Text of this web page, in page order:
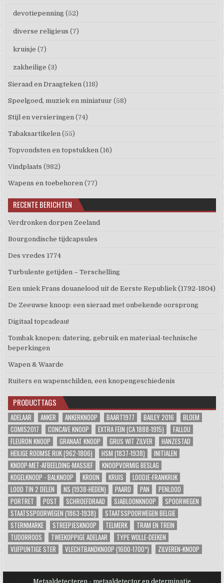
devotiepenning (52)
diverse religieus (7)
kruisje (7)
zakheilige (3)
Sieraad en Draagteken (118)
Speelgoed, muziek en miniatuur (58)
Stijl en versieringen (74)
Tabaksartikelen (55)
Topvondsten en topstukken (16)
Vindplaats (982)
Wapens en toebehoren (77)
RECENTE BERICHTEN
Verdronken dorpen Zeeland
Bourgondische tijdcapsules
Des vredes 1774
Turbulente getijden – Terschelling
Een uniek Frans douanelood uit de Eerste Republiek (1792-1804)
De Zeeuwse knoop: een sieraad met onbekende oorsprong
Digitaal topcadeau!
Tombak knopen: datering, gebruik en materiaal-technische
beperkingen
Wapen & Waarde
Ruiters en wapenschilden, een knopengeschiedenis
PRODUCTTAGS
ADELAAR ANKER ANKERKNOOP BAART1977 BAILEY 2016
BLOEM
COMIS2017
CONCAVE KNOOP EXTRA FEIN (CA 1888-1915)
FALLOU
FLEURON KNOOP
GRANAAT KNOOP GRIJS WIT ZILVER
HANZESTAD
HEILIGE ROOMSE RIJK (962-1806)
HSM (1837-1938)
INITIALEN
KNOOP-MET-AFBEELDING-MASSIEF
KNOOPVORMIG BESLAG
KOGELKNOOP - BALKNOOP
KROON KRUIS
LOODJE-FRANKRIJK
LOOD TIN 2 DELEN
NS (1938-HEDEN) PAARD PAN
PENLOOD
PORTRET
POST SCHROEFDRAAD SJABLOONKNOOP
SPOORWEGEN
STAATSSPOORWEGEN (1863-1938)
STAATSSPOORWEGEN BELGIE
STERNMARKE
STREEPJESKNOOP TELMERK
TRAM EN TREIN
TUDORROOS
TWEEKOPPIGE ADELAAR
TYPE WOLLE-DEEKEN
VIJFPUNTIGE STER
VLECHTBANDKNOOP (1600-1700*) ZILVEREN-KNOOP